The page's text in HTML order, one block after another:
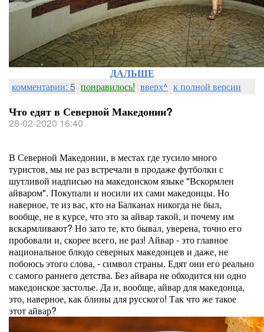
ДАЛЬШЕ
комментарии: 5 понравилось! вверх^ к полной версии
Что едят в Северной Македонии?
28-02-2020 16:40
В Северной Македонии, в местах где тусило много
туристов, мы не раз встречали в продаже футболки с
шутливой надписью на македонском языке "Вскормлен
айваром". Покупали и носили их сами македонцы. Но
наверное, те из вас, кто на Балканах никогда не был,
вообще, не в курсе, что это за айвар такой, и почему им
вскармливают? Но зато те, кто бывал, уверена, точно его
пробовали и, скорее всего, не раз! Айвар - это главное
национальное блюдо северных македонцев и даже, не
побоюсь этого слова, - символ страны. Едят они его реально
с самого раннего детства. Без айвара не обходится ни одно
македонское застолье. Да и, вообще, айвар для македонца,
это, наверное, как блины для русского! Так что же такое
этот айвар?